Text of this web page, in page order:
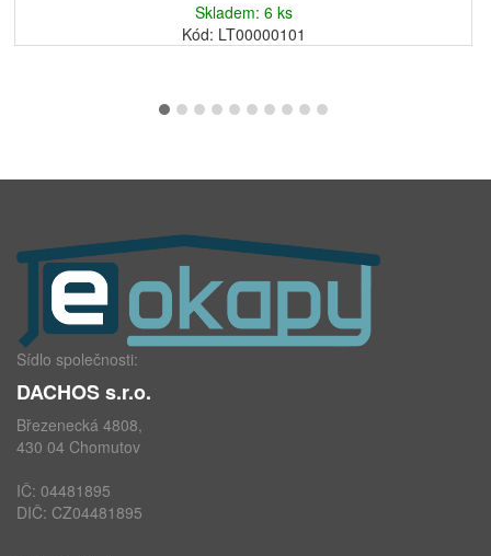
Skladem: 6 ks
Kód: LT00000101
Sídlo společnosti:
DACHOS s.r.o.
Březenecká 4808,
430 04 Chomutov
IČ: 04481895
DIČ: CZ04481895